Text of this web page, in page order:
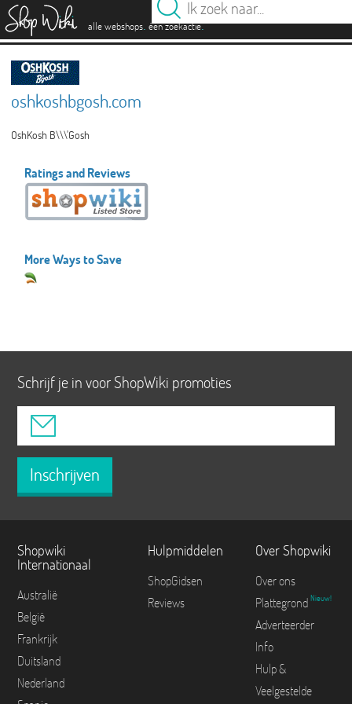
alle webshops. één zoekactie.
oshkoshbgosh.com
OshKosh B\\\'Gosh
Ratings and Reviews
More Ways to Save
Schrijf je in voor ShopWiki promoties
Inschrijven
Shopwiki
Internationaal
Australië
België
Frankrijk
Duitsland
Nederland
Hulpmiddelen
ShopGidsen
Reviews
Over Shopwiki
Over ons
Plattegrond Nieuw!
Adverteerder
Info
Hulp &
Veelgestelde